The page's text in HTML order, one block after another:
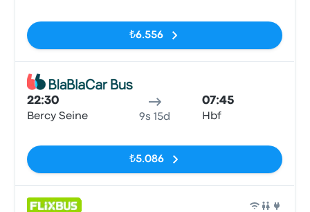
₺6.556
22:30
Bercy Seine 9s 15d
07:45
Hbf
₺5.086